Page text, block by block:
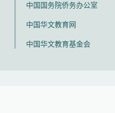
中国国务院侨务办公室
中国华文教育网
中国华文教育基金会